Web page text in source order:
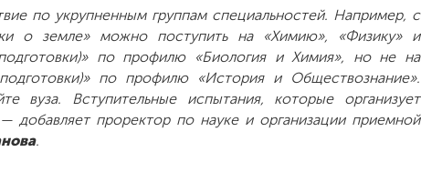
по укрупненным группам специальностей. Например, с
о земле» можно поступить на «Химию», «Физику» и
по профилю «Биология и Химия», но не на
по профилю «История и Обществознание».
вуза. Вступительные испытания, которые организует
добавляет проректор по науке и организации приемной
.